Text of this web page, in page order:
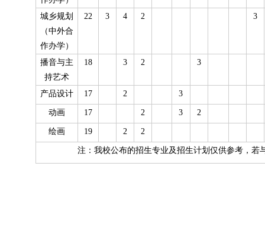
城乡规划
（中外合
作办学）
22 3 4 2 3
播音与主
持艺术
18 3 2 3
产品设计 17 2 3
动画 17 2 3 2
绘画 19 2 2
注：我校公布的招生专业及招生计划仅供参考，